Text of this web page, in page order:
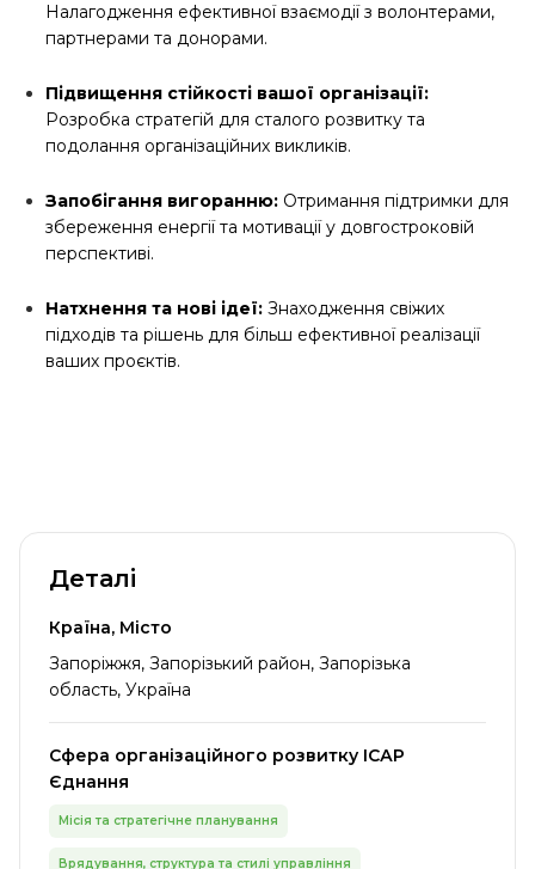
Налагодження ефективної взаємодії з волонтерами,
партнерами та донорами.
Підвищення стійкості вашої організації:
Розробка стратегій для сталого розвитку та
подолання організаційних викликів.
Запобігання вигоранню: Отримання підтримки для
збереження енергії та мотивації у довгостроковій
перспективі.
Натхнення та нові ідеї: Знаходження свіжих
підходів та рішень для більш ефективної реалізації
ваших проєктів.
Деталі
Країна, Місто
Запоріжжя, Запорізький район, Запорізька
область, Україна
Сфера організаційного розвитку ІСАР
Єднання
Місія та стратегічне планування
Врядування, структура та стилі управління